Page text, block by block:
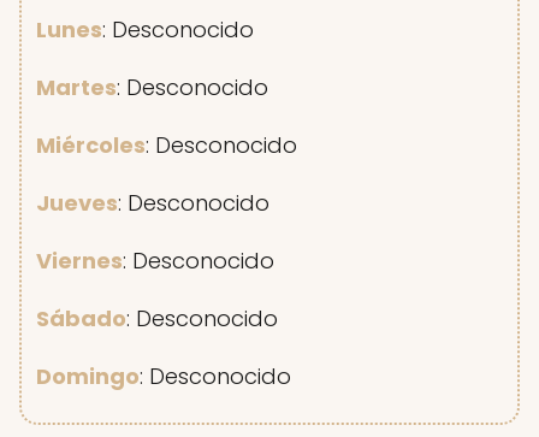
Lunes: Desconocido
Martes: Desconocido
Miércoles: Desconocido
Jueves: Desconocido
Viernes: Desconocido
Sábado: Desconocido
Domingo: Desconocido